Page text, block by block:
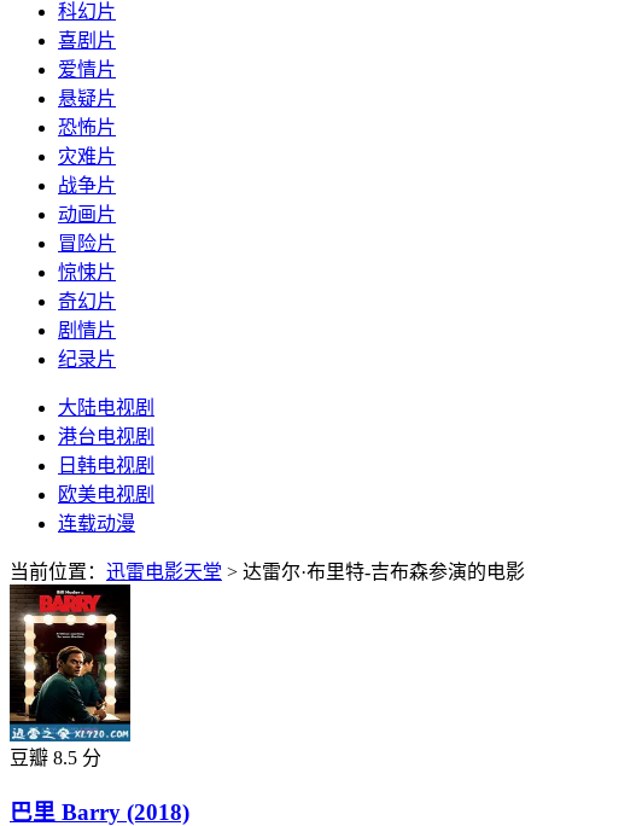
科幻片
喜剧片
爱情片
悬疑片
恐怖片
灾难片
战争片
动画片
冒险片
惊悚片
奇幻片
剧情片
纪录片
大陆电视剧
港台电视剧
日韩电视剧
欧美电视剧
连载动漫
当前位置： 迅雷电影天堂 > 达雷尔·布里特-吉布森参演的电影
豆瓣 8.5 分
巴里 Barry (2018)